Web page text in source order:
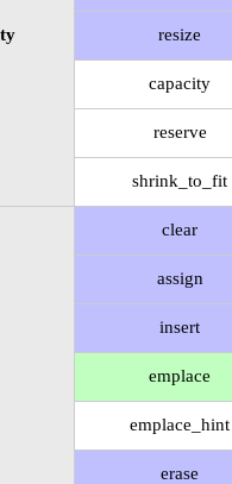
resize
capacity
reserve
shrink_to_fit
clear
assign
insert
emplace
emplace_hint
erase